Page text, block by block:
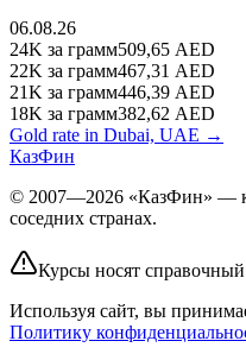
06.08.26
24K за грамм509,65 AED
22K за грамм467,31 AED
21K за грамм446,39 AED
18K за грамм382,62 AED
Gold rate in Dubai, UAE →
КазФин
© 2007—2026 «КазФин» —
соседних странах.
Курсы носят
Используя сайт, вы
Политику